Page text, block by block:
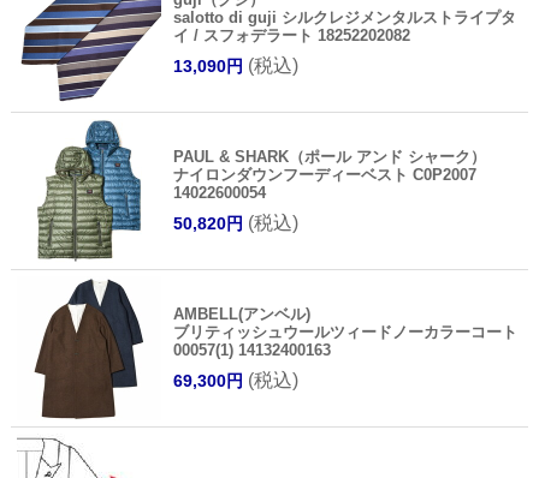
salotto di guji シルクレジメンタルストライプタ
イ / スフォデラート 18252202082
13,090円 (税込)
PAUL & SHARK（ポール アンド シャーク）
ナイロンダウンフーディーベスト C0P2007
14022600054
50,820円 (税込)
AMBELL(アンベル)
ブリティッシュウールツィードノーカラーコート
00057(1) 14132400163
69,300円 (税込)